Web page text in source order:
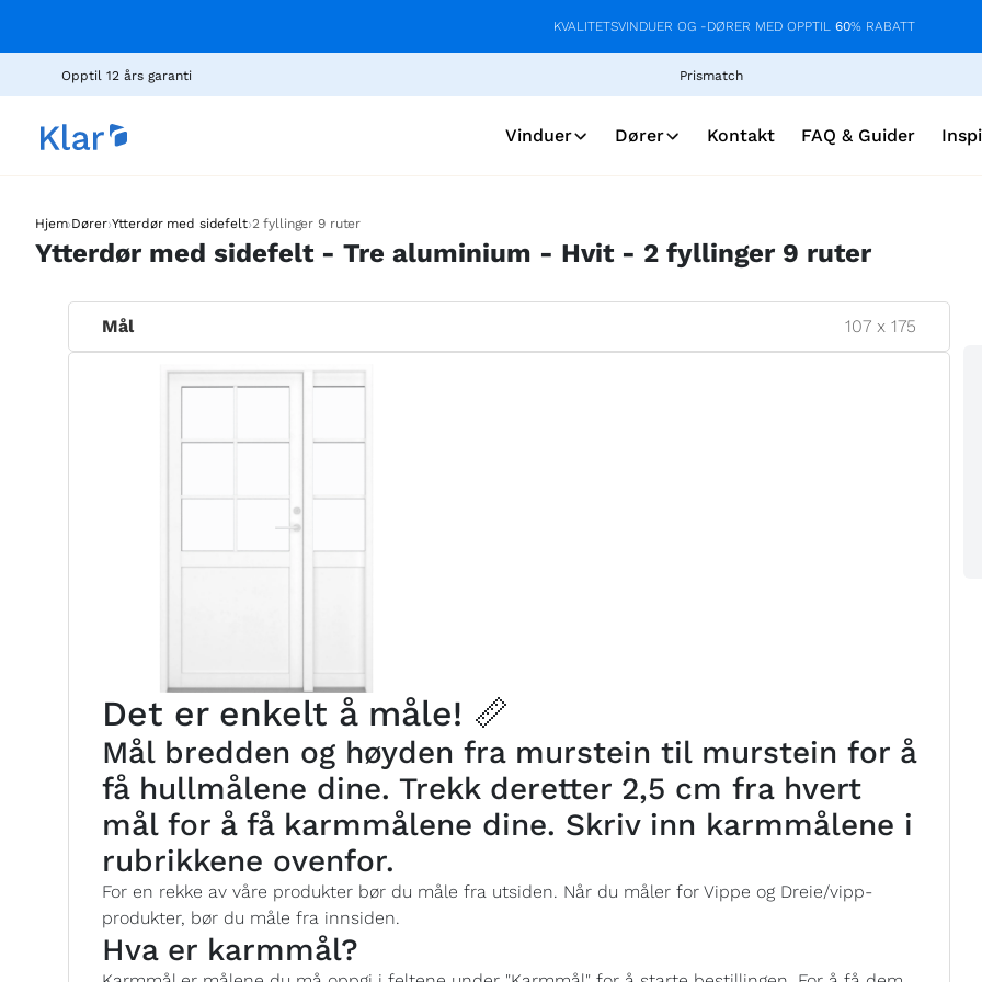
KVALITETSVINDUER OG -DØRER MED OPPTIL 60% RABATT
Opptil 12 års garanti Prismatch
Vinduer Dører Kontakt FAQ & Guider
Hjem›Dører›Ytterdør med sidefelt›2 fyllinger 9 ruter
Ytterdør med sidefelt - Tre aluminium - Hvit - 2 fyllinger 9 ruter
Mål 107 x175
Det er enkelt å måle! 📏
Mål bredden og høyden fra murstein til murstein for å
få hullmålene dine. Trekk deretter 2,5 cm fra hvert
mål for å få karmmålene dine. Skriv inn karmmålene i
rubrikkene ovenfor.
For en rekke av våre produkter bør du måle fra utsiden. Når du måler for Vippe og Dreie/vipp-
produkter, bør du måle fra innsiden.
Hva er karmmål?